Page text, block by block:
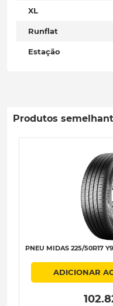
XL
Runflat
Estação
Produtos
PNEU MIDAS 225/50R17
ADICIONAR